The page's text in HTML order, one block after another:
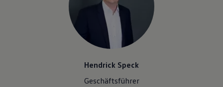
Hendrick Speck
Geschäftsführer